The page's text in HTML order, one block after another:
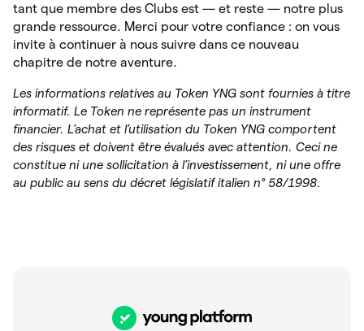
tant que membre des Clubs est — et reste — notre plus
grande ressource. Merci pour votre confiance : on vous
invite à continuer à nous suivre dans ce nouveau
chapitre de notre aventure.
Les informations relatives au Token YNG sont fournies à titre
informatif. Le Token ne représente pas un instrument
financier. L’achat et l’utilisation du Token YNG comportent
des risques et doivent être évalués avec attention. Ceci ne
constitue ni une sollicitation à l’investissement, ni une offre
au public au sens du décret législatif italien n° 58/1998.